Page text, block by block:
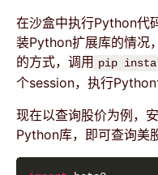
在沙盒中执行Python代
装Python扩展库的情况
的方式，调用 pip
个session，执行Python
现在以查询股价为例，
Python库，即可查询美